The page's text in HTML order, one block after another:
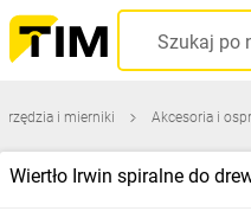
i mierniki Akcesoria i
Wiertło Irwin spiralne do